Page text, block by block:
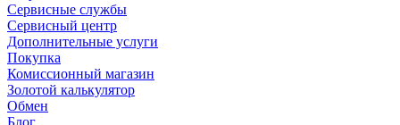
Сервисные службы
Сервисный центр
Дополнительные услуги
Покупка
Комиссионный магазин
Золотой калькулятор
Обмен
Блог